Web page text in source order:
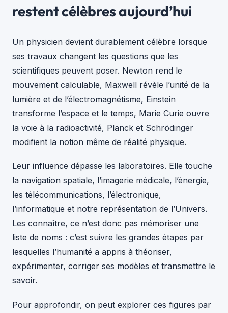
restent célèbres aujourd’hui
Un physicien devient durablement célèbre lorsque
ses travaux changent les questions que les
scientifiques peuvent poser. Newton rend le
mouvement calculable, Maxwell révèle l’unité de la
lumière et de l’électromagnétisme, Einstein
transforme l’espace et le temps, Marie Curie ouvre
la voie à la radioactivité, Planck et Schrödinger
modifient la notion même de réalité physique.
Leur influence dépasse les laboratoires. Elle touche
la navigation spatiale, l’imagerie médicale, l’énergie,
les télécommunications, l’électronique,
l’informatique et notre représentation de l’Univers.
Les connaître, ce n’est donc pas mémoriser une
liste de noms : c’est suivre les grandes étapes par
lesquelles l’humanité a appris à théoriser,
expérimenter, corriger ses modèles et transmettre le
savoir.
Pour approfondir, on peut explorer ces figures par